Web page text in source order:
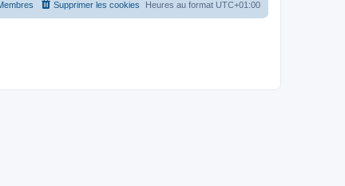
Heures au format UTC+01:00
Supprimer les cookies